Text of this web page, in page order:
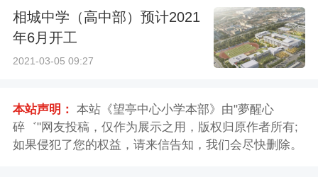
相城中学（高中部）预计2021
年6月开工
2021-03-05 09:27
本站声明： 本站《望亭中心小学本部》由"夢醒心
碎゛"网友投稿，仅作为展示之用，版权归原作者所有;
如果侵犯了您的权益，请来信告知，我们会尽快删除。